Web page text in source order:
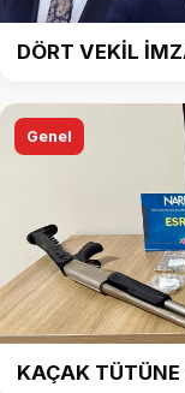
DÖRT VEKİL
Genel
KAÇAK TÜTÜNE